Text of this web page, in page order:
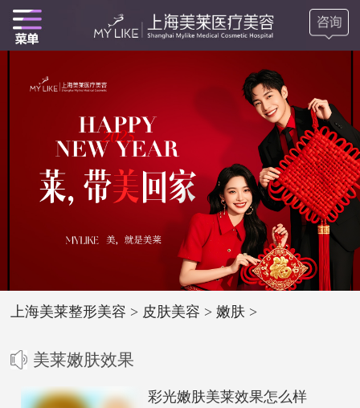
上海美莱整形美容 > 皮肤美容 >嫩肤 >
美莱嫩肤效果
彩光嫩肤美莱效果怎么样